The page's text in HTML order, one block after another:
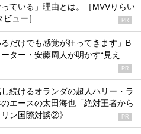
ている」理由とは。［MVVりらい
ュー］
PR
るだけでも感覚が狂ってきます」B
ター・安藤周人が明かす“見え
PR
続けるオランダの超人ハリー・ラ
エースの太田海也「絶対王者から
ン国際対談②》
PR